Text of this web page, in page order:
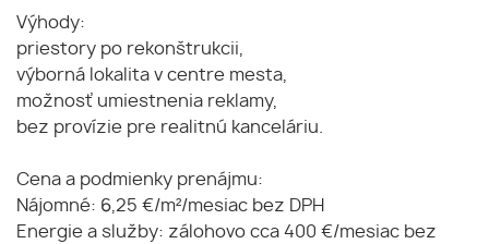
Výhody:
priestory po rekonštrukcii,
výborná lokalita v centre mesta,
možnosť umiestnenia reklamy,
bez provízie pre realitnú kanceláriu.
Cena a podmienky prenájmu:
Nájomné: 6,25 €/m²/mesiac bez DPH
Energie a služby: zálohovo cca 400 €/mesiac bez